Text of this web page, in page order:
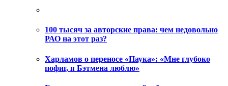
100 тысяч за авторские права: чем недовольно
РАО на этот раз?
Харламов о переносе «Паука»: «Мне глубоко
пофиг, я Бэтмена люблю»